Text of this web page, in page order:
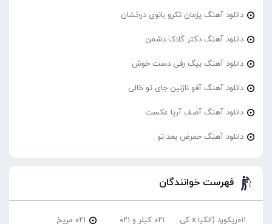
دانلود آهنگ پژمان تکرو بانوی درخشان
دانلود آهنگ دکتر گلاک دشمن
دانلود آهنگ بیگ رفی دست خوش
دانلود آهنگ آفو نازنین جای تو خالی
دانلود آهنگ آصف آریا عکست
دانلود آهنگ حمرض بعد تو
فهرست خوانندگان
۰۱۱ریکورد (الکیا x کی
۰۲۱ کیلر و ۰۲۱
۰۲۱ مریخ